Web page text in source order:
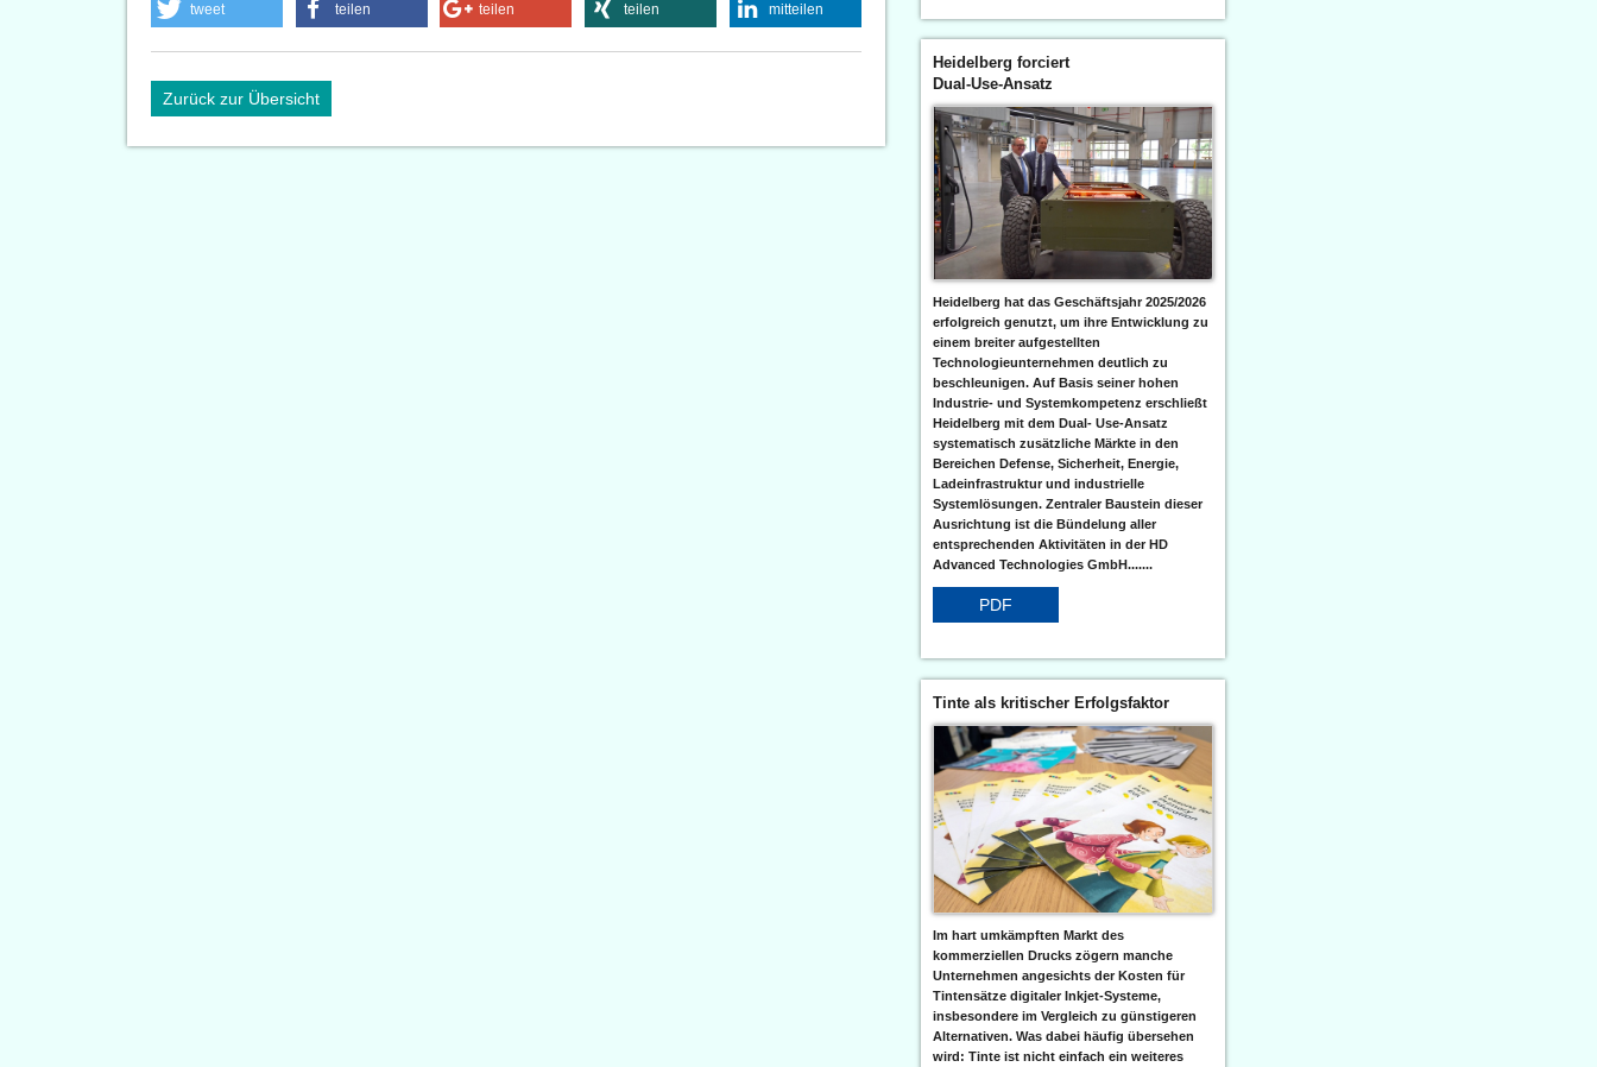
tweet teilen teilen teilen mitteilen
Zurück zur Übersicht
Heidelberg forciert
Dual-Use-Ansatz
Heidelberg hat das Geschäftsjahr 2025/2026
erfolgreich genutzt, um ihre Entwicklung zu
einem breiter aufgestellten
Technologieunternehmen deutlich zu
beschleunigen. Auf Basis seiner hohen
Industrie- und Systemkompetenz erschließt
Heidelberg mit dem Dual- Use-Ansatz
systematisch zusätzliche Märkte in den
Bereichen Defense, Sicherheit, Energie,
Ladeinfrastruktur und industrielle
Systemlösungen. Zentraler Baustein dieser
Ausrichtung ist die Bündelung aller
entsprechenden Aktivitäten in der HD
Advanced Technologies GmbH.......
PDF
Tinte als kritischer Erfolgsfaktor
Im hart umkämpften Markt des
kommerziellen Drucks zögern manche
Unternehmen angesichts der Kosten für
Tintensätze digitaler Inkjet-Systeme,
insbesondere im Vergleich zu günstigeren
Alternativen. Was dabei häufig übersehen
wird: Tinte ist nicht einfach ein weiteres